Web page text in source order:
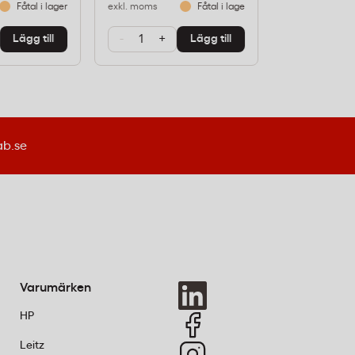
Fåtal i lager
Lägg till
exkl. moms
Fåtal i lager
- + Lägg till
Varumärken
HP
Leitz